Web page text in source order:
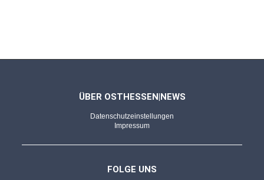
ÜBER OSTHESSEN|NEWS
Datenschutzeinstellungen
Impressum
FOLGE UNS